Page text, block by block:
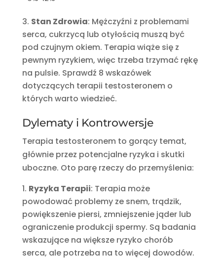
Stan Zdrowia: Mężczyźni z problemami
serca, cukrzycą lub otyłością muszą być
pod czujnym okiem. Terapia wiąże się z
pewnym ryzykiem, więc trzeba trzymać rękę
na pulsie. Sprawdź 8 wskazówek
dotyczących terapii testosteronem o
których warto wiedzieć.
Dylematy i Kontrowersje
Terapia testosteronem to gorący temat,
głównie przez potencjalne ryzyka i skutki
uboczne. Oto parę rzeczy do przemyślenia:
Ryzyka Terapii: Terapia może
powodować problemy ze snem, trądzik,
powiększenie piersi, zmniejszenie jąder lub
ograniczenie produkcji spermy. Są badania
wskazujące na większe ryzyko chorób
serca, ale potrzeba na to więcej dowodów.